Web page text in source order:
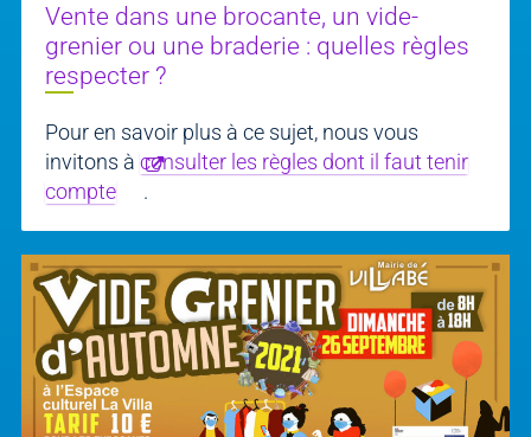
Vente dans une brocante, un vide-
grenier ou une braderie : quelles règles
respecter ?
Pour en savoir plus à ce sujet, nous vous
invitons à consulter les règles dont il faut tenir
compte
.